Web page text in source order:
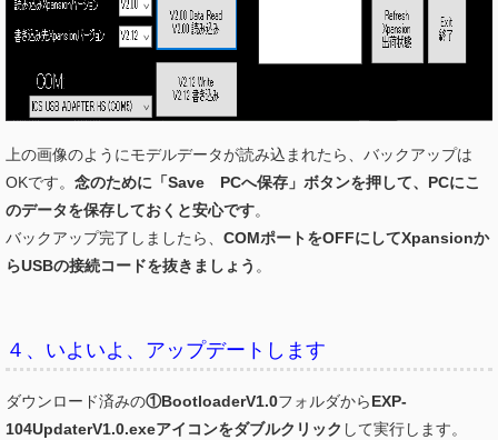
上の画像のようにモデルデータが読み込まれたら、バックアップは
OKです。 念のために「Save PCへ保存」ボタンを押して、PCにこ
のデータを保存しておくと安心です。
バックアップ完了しましたら、 COMポートをOFFにしてXpansionか
らUSBの接続コードを抜きましょう 。
４、いよいよ、アップデートします
ダウンロード済みの①BootloaderV1.0フォルダからEXP-
104UpdaterV1.0.exeアイコンをダブルクリック して実行します。